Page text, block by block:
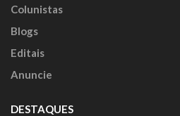
Colunistas
Blogs
Editais
Anuncie
DESTAQUES